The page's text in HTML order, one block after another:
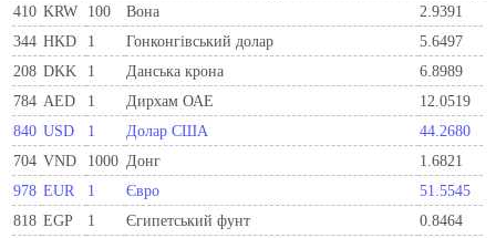
410 KRW 100 Вона
2.9391
344 HKD 1 Гонконгівський долар
5.6497
208 DKK 1 Данська крона
6.8989
784 AED 1 Дирхам ОАЕ
12.0519
840 USD 1 Долар США
44.2680
704 VND 1000 Донг
1.6821
978 EUR 1 Євро
51.5545
818 EGP 1 Єгипетський фунт
0.8464